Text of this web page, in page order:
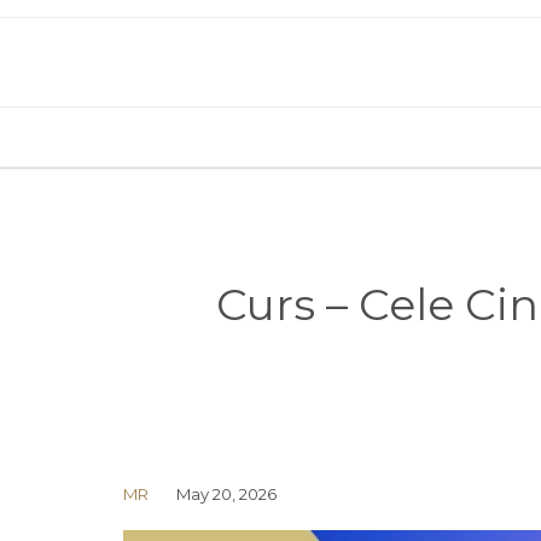
Curs – Cele
MR May 20, 2026